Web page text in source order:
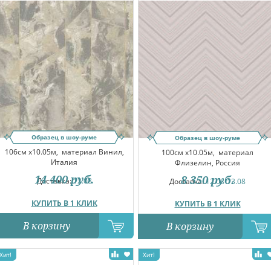
Образец в шоу-руме
106см x10.05м, материал Винил,
Италия
Доставка:12.08
КУПИТЬ В 1 КЛИК
14 400 руб.
В корзину
Образец в шоу-руме
100см x10.05м, материал
Флизелин, Россия
Доставка:12.08-13.08
КУПИТЬ В 1 КЛИК
8 350 руб.
В корзину